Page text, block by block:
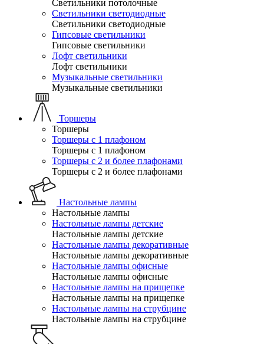
Светильники потолочные
Светильники светодиодные
Светильники светодиодные
Гипсовые светильники
Гипсовые светильники
Лофт светильники
Лофт светильники
Музыкальные светильники
Музыкальные светильники
Торшеры
Торшеры
Торшеры с 1 плафоном
Торшеры с 1 плафоном
Торшеры с 2 и более плафонами
Торшеры с 2 и более плафонами
Настольные лампы
Настольные лампы
Настольные лампы детские
Настольные лампы детские
Настольные лампы декоративные
Настольные лампы декоративные
Настольные лампы офисные
Настольные лампы офисные
Настольные лампы на прищепке
Настольные лампы на прищепке
Настольные лампы на струбцине
Настольные лампы на струбцине